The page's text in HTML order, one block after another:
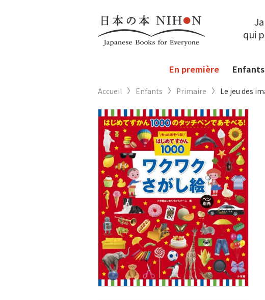
qui
En première Enfants
Accueil Enfants Primaire Le jeu des